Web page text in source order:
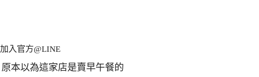
加入官方@LINE
原本以為這家店是賣早午餐的